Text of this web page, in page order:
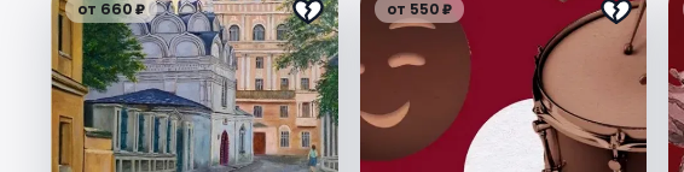
от 660 ₽ от 550 ₽